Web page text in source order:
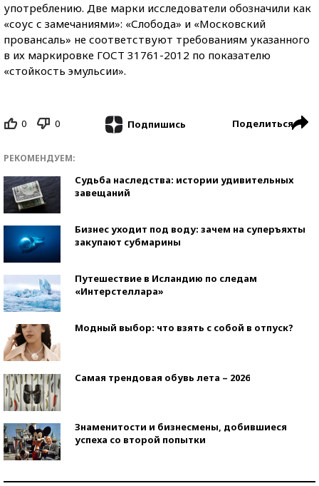
употреблению. Две марки исследователи обозначили как
«соус с замечаниями»: «Слобода» и «Московский
провансаль» не соответствуют требованиям указанного
в их маркировке ГОСТ 31761-2012 по показателю
«стойкость эмульсии».
0 0 Подпишись Поделиться
РЕКОМЕНДУЕМ:
Судьба наследства: истории удивительных
завещаний
Бизнес уходит под воду: зачем на суперъяхты
закупают субмарины
Путешествие в Исландию по следам
«Интерстеллара»
Модный выбор: что взять с собой в отпуск?
Самая трендовая обувь лета – 2026
Знаменитости и бизнесмены, добившиеся
успеха со второй попытки